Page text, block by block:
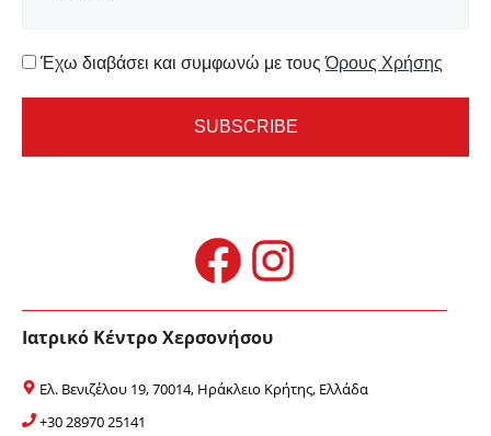
Έχω διαβάσει και συμφωνώ με τουςΌρους Χρήσης
FacebookInstagram
Ιατρικό Κέντρο Χερσονήσου
Ελ. Βενιζέλου 19, 70014, Ηράκλειο Κρήτης, Ελλάδα
+30 28970 25141